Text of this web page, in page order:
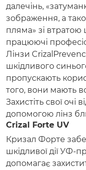
далечінь,
зображення, а
пляма» зі втратою
працюючі
Лінзи
шкідливого
пропускають
того, вони мають
Захистіть свої очі
допомогою лінз
Crizal Forte UV
Кризал Форте
шкідливої ​​дії УФ-
допомагає